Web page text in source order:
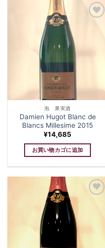
泡 果実酒
Damien Hugot Blanc de
Blancs Millesime 2015
¥14,685
お買い物カゴに追加